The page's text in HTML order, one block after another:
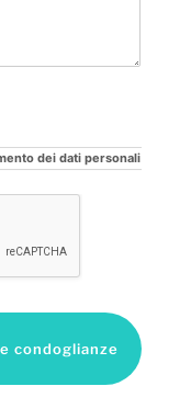
dei dati personali
condoglianze